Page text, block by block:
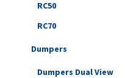
RC50
RC70
Dumpers
Dumpers Dual View